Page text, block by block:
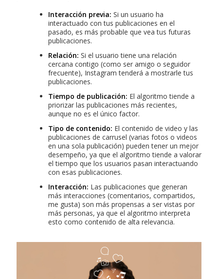
Interacción previa: Si un usuario ha
interactuado con tus publicaciones en el
pasado, es más probable que vea tus futuras
publicaciones.
Relación: Si el usuario tiene una relación
cercana contigo (como ser amigo o seguidor
frecuente), Instagram tenderá a mostrarle tus
publicaciones.
Tiempo de publicación: El algoritmo tiende a
priorizar las publicaciones más recientes,
aunque no es el único factor.
Tipo de contenido: El contenido de video y las
publicaciones de carrusel (varias fotos o videos
en una sola publicación) pueden tener un mejor
desempeño, ya que el algoritmo tiende a valorar
el tiempo que los usuarios pasan interactuando
con esas publicaciones.
Interacción: Las publicaciones que generan
más interacciones (comentarios, compartidos,
me gusta) son más propensas a ser vistas por
más personas, ya que el algoritmo interpreta
esto como contenido de alta relevancia.